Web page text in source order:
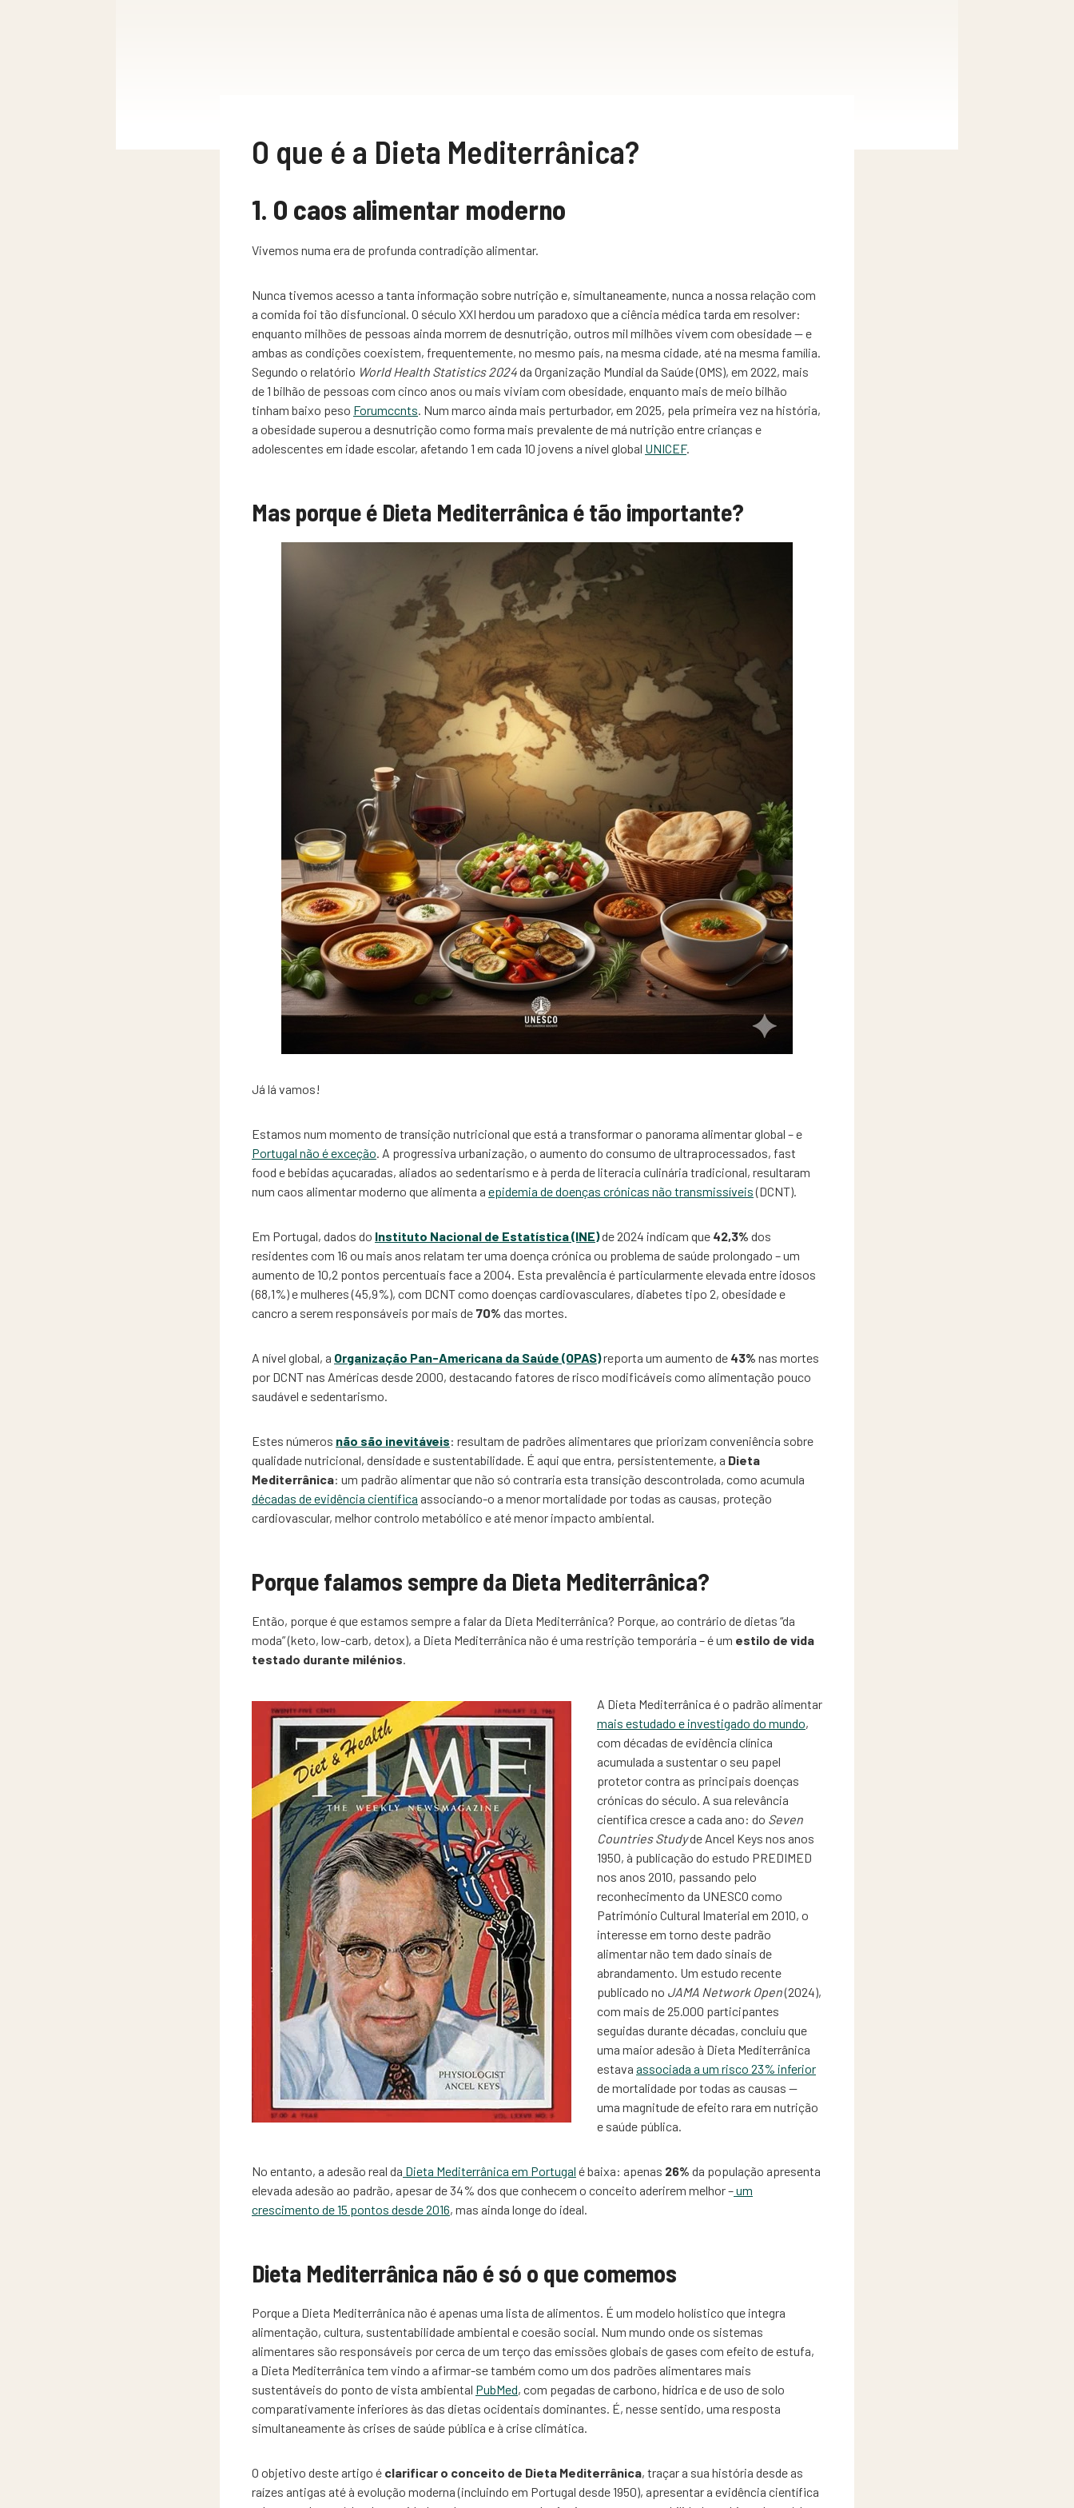
O que é a Dieta Mediterrânica?
1. O caos alimentar moderno
Vivemos numa era de profunda contradição alimentar.
Nunca tivemos acesso a tanta informação sobre nutrição e, simultaneamente, nunca a nossa relação com
a comida foi tão disfuncional. O século XXI herdou um paradoxo que a ciência médica tarda em resolver:
enquanto milhões de pessoas ainda morrem de desnutrição, outros mil milhões vivem com obesidade — e
ambas as condições coexistem, frequentemente, no mesmo país, na mesma cidade, até na mesma família.
Segundo o relatório World Health Statistics 2024da Organização Mundial da Saúde (OMS), em 2022, mais
de 1 bilhão de pessoas com cinco anos ou mais viviam com obesidade, enquanto mais de meio bilhão
tinham baixo peso Forumccnts. Num marco ainda mais perturbador, em 2025, pela primeira vez na história,
a obesidade superou a desnutrição como forma mais prevalente de má nutrição entre crianças e
adolescentes em idade escolar, afetando 1 em cada 10 jovens a nível global UNICEF.
Mas porque é Dieta Mediterrânica é tão importante?
Já lá vamos!
Estamos num momento de transição nutricional que está a transformar o panorama alimentar global – e
Portugal não é exceção. A progressiva urbanização, o aumento do consumo de ultraprocessados, fast
food e bebidas açucaradas, aliados ao sedentarismo e à perda de literacia culinária tradicional, resultaram
num caos alimentar moderno que alimenta a epidemia de doenças crónicas não transmissíveis(DCNT).
Em Portugal, dados do Instituto Nacional de Estatística (INE)de 2024 indicam que 42,3% dos
residentes com 16 ou mais anos relatam ter uma doença crónica ou problema de saúde prolongado – um
aumento de 10,2 pontos percentuais face a 2004. Esta prevalência é particularmente elevada entre idosos
(68,1%) e mulheres (45,9%), com DCNT como doenças cardiovasculares, diabetes tipo 2, obesidade e
cancro a serem responsáveis por mais de 70% das mortes.
A nível global, a Organização Pan-Americana da Saúde (OPAS)reporta um aumento de 43% nas mortes
por DCNT nas Américas desde 2000, destacando fatores de risco modificáveis como alimentação pouco
saudável e sedentarismo.
Estes números não são inevitáveis: resultam de padrões alimentares que priorizam conveniência sobre
qualidade nutricional, densidade e sustentabilidade. É aqui que entra, persistentemente, a Dieta
Mediterrânica: um padrão alimentar que não só contraria esta transição descontrolada, como acumula
décadas de evidência científica associando-o a menor mortalidade por todas as causas, proteção
cardiovascular, melhor controlo metabólico e até menor impacto ambiental.
Porque falamos sempre da Dieta Mediterrânica?
Então, porque é que estamos sempre a falar da Dieta Mediterrânica? Porque, ao contrário de dietas “da
moda” (keto, low-carb, detox), a Dieta Mediterrânica não é uma restrição temporária – é um estilo de vida
testado durante milénios.
A Dieta Mediterrânica é o padrão alimentar
mais estudado e investigado do mundo,
com décadas de evidência clínica
acumulada a sustentar o seu papel
protetor contra as principais doenças
crónicas do século. A sua relevância
científica cresce a cada ano: do Seven
Countries Studyde Ancel Keys nos anos
1950, à publicação do estudo PREDIMED
nos anos 2010, passando pelo
reconhecimento da UNESCO como
Património Cultural Imaterial em 2010, o
interesse em torno deste padrão
alimentar não tem dado sinais de
abrandamento. Um estudo recente
publicado no JAMA Network Open(2024),
com mais de 25.000 participantes
seguidas durante décadas, concluiu que
uma maior adesão à Dieta Mediterrânica
estava associada a um risco 23% inferior
de mortalidade por todas as causas —
uma magnitude de efeito rara em nutrição
e saúde pública.
No entanto, a adesão real da Dieta Mediterrânica em Portugal é baixa: apenas 26% da população apresenta
elevada adesão ao padrão, apesar de 34% dos que conhecem o conceito aderirem melhor –um
crescimento de 15 pontos desde 2016, mas ainda longe do ideal.
Dieta Mediterrânica não é só o que comemos
Porque a Dieta Mediterrânica não é apenas uma lista de alimentos. É um modelo holístico que integra
alimentação, cultura, sustentabilidade ambiental e coesão social. Num mundo onde os sistemas
alimentares são responsáveis por cerca de um terço das emissões globais de gases com efeito de estufa,
a Dieta Mediterrânica tem vindo a afirmar-se também como um dos padrões alimentares mais
sustentáveis do ponto de vista ambiental PubMed, com pegadas de carbono, hídrica e de uso de solo
comparativamente inferiores às das dietas ocidentais dominantes. É, nesse sentido, uma resposta
simultaneamente às crises de saúde pública e à crise climática.
O objetivo deste artigo é clarificar o conceito de Dieta Mediterrânica, traçar a sua história desde as
raízes antigas até à evolução moderna (incluindo em Portugal desde 1950), apresentar a evidência científica